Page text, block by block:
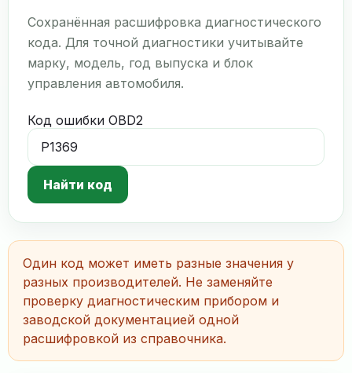
Сохранённая расшифровка диагностического
кода. Для точной диагностики учитывайте
марку, модель, год выпуска и блок
управления автомобиля.
Код ошибки OBD2
Найти код
Один код может иметь разные значения у
разных производителей. Не заменяйте
проверку диагностическим прибором и
заводской документацией одной
расшифровкой из справочника.